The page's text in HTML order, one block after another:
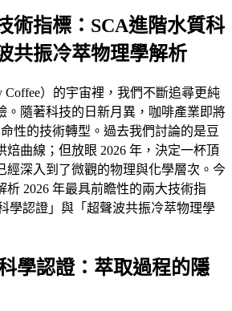
術指標：SCA進階水質科
共振冷萃物理學解析
Coffee）的宇宙裡，我們不斷追尋更純
。隨著科技的日新月異，咖啡產業即將
性的技術轉型。過去我們討論的是豆
焙曲線；但放眼 2026 年，決定一杯頂
經深入到了微觀的物理與化學層次。今
析 2026 年最具前瞻性的兩大技術指
學認證」與「超聲波共振冷萃物理學
學認證：萃取過程的隱